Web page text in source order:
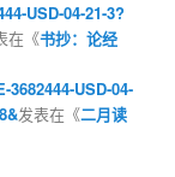
USD-04-21-3?
在《书抄：论经
USD-04-
发表在《二月读